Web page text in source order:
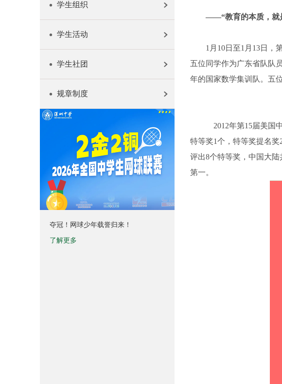
学生组织
学生活动
学生社团
规章制度
夺冠！网球少年载誉归来！
了解更多
——“教育的本质，就
1月10日至1月13日，
五位同学作为广东省队队
年的国家数学集训队。五
2012年第15届美国
特等奖1个，特等奖提名
评出8个特等奖，中国大
第一。